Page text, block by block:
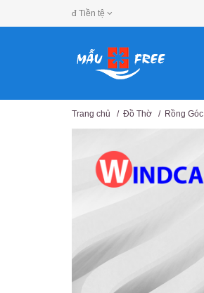
đ Tiền tệ
Trang chủ / Đồ Thờ / Rồng Góc